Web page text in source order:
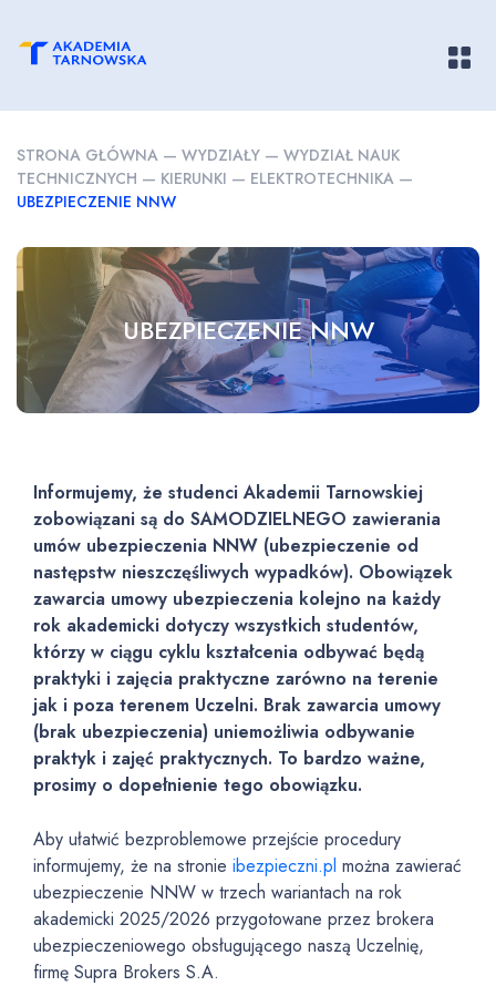
STRONA GŁÓWNA — WYDZIAŁY — WYDZIAŁ NAUK
TECHNICZNYCH — KIERUNKI — ELEKTROTECHNIKA —
UBEZPIECZENIE NNW
UBEZPIECZENIE NNW
Informujemy, że studenci Akademii Tarnowskiej
zobowiązani są do SAMODZIELNEGO zawierania
umów ubezpieczenia NNW (ubezpieczenie od
następstw nieszczęśliwych wypadków). Obowiązek
zawarcia umowy ubezpieczenia kolejno na każdy
rok akademicki dotyczy wszystkich studentów,
którzy w ciągu cyklu kształcenia odbywać będą
praktyki i zajęcia praktyczne zarówno na terenie
jak i poza terenem Uczelni. Brak zawarcia umowy
(brak ubezpieczenia) uniemożliwia odbywanie
praktyk i zajęć praktycznych. To bardzo ważne,
prosimy o dopełnienie tego obowiązku.
Aby ułatwić bezproblemowe przejście procedury
informujemy, że na stronie ibezpieczni.pl można zawierać
ubezpieczenie NNW w trzech wariantach na rok
akademicki 2025/2026 przygotowane przez brokera
ubezpieczeniowego obsługującego naszą Uczelnię,
firmę Supra Brokers S.A.